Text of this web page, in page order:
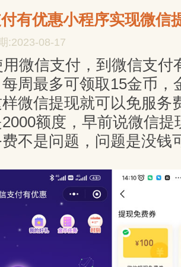
有优惠小程序实现微信
:2023-08-17
微信支付，到微信支付
周最多可领取15金币，
微信提现就可以免服务
额度，早前说微信提
不是问题，问题是没钱